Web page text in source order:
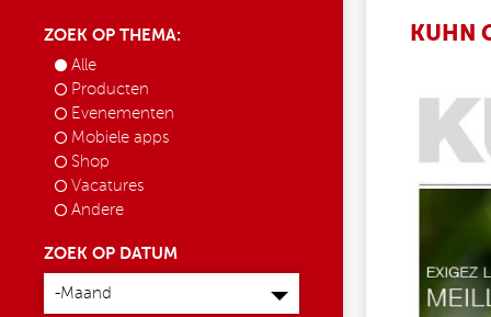
ZOEK OP THEMA:
Alle
Producten
Evenementen
Mobiele apps
Shop
Vacatures
Andere
ZOEK OP DATUM
Maand
-Maand
KUHN